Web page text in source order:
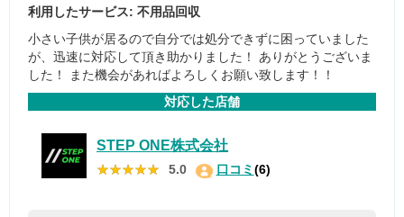
利用したサービス: 不用品回収
小さい子供が居るので自分では処分できずに困っていました
が、迅速に対応して頂き助かりました！ ありがとうございま
した！ また機会があればよろしくお願い致します！！
対応した店舗
STEP ONE株式会社
★★★★★
★★★★★ 5.0 口コミ(6)